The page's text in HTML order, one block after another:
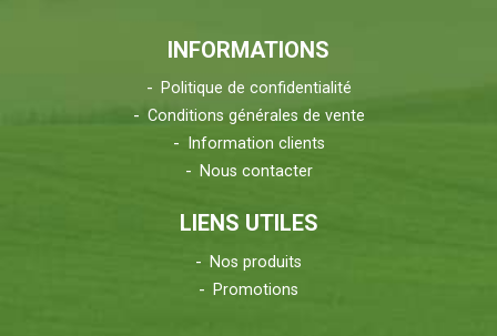
INFORMATIONS
Politique de confidentialité
Conditions générales de vente
Information clients
Nous contacter
LIENS UTILES
Nos produits
Promotions